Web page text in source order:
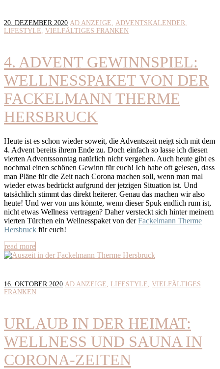
20. DEZEMBER 2020 AD ANZEIGE ADVENTSKALENDER
LIFESTYLE VIELFÄLTIGES FRANKEN
4. ADVENT GEWINNSPIEL:
WELLNESSPAKET VON DER
FACKELMANN THERME
HERSBRUCK
Heute ist es schon wieder soweit, die Adventszeit neigt sich mit dem
4. Advent bereits ihrem Ende zu. Doch einfach so lasse ich diesen
vierten Adventssonntag natürlich nicht vergehen. Auch heute gibt es
nochmal einen schönen Gewinn für euch! Ich habe oft gelesen, dass
man Pläne für die Zeit nach Corona machen soll, wenn man mal
wieder etwas bedrückt aufgrund der jetzigen Situation ist. Und
tatsächlich stimmt das direkt heiterer. Genau das machen wir also
heute! Und wer von uns könnte, wenn dieser Spuk endlich rum ist,
nicht etwas Wellness vertragen? Daher versteckt sich hinter meinem
vierten Türchen ein Wellnesspaket von derFackelmann Therme
Hersbruck für euch!
read more
16. OKTOBER 2020 AD ANZEIGE LIFESTYLE VIELFÄLTIGES
FRANKEN
URLAUB IN DER HEIMAT:
WELLNESS UND SAUNA IN
CORONA-ZEITEN